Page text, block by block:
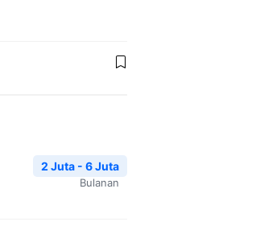
2 Juta - 6 Juta
Bulanan